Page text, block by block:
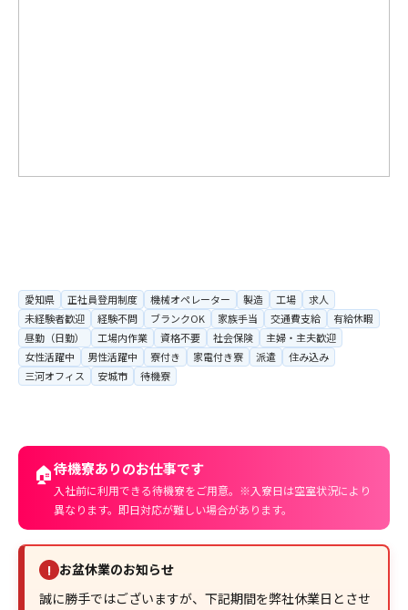
愛知県 正社員登用制度 機械オペレーター 製造 工場
求人
未経験者歓迎
経験不問 ブランクOK 家族手当 交通費支給
有給休暇
昼勤（日勤）
工場内作業 資格不要 社会保険
主婦・主夫歓迎
女性活躍中
男性活躍中 寮付き 家電付き寮 派遣
住み込み
三河オフィス
安城市 待機寮
🏠待機寮ありのお仕事です
入社前に利用できる待機寮をご用意。※入寮日は空室状況により
異なります。即日対応が難しい場合があります。
! お盆休業のお知らせ
誠に勝手ではございますが、下記期間を弊社休業日とさせ